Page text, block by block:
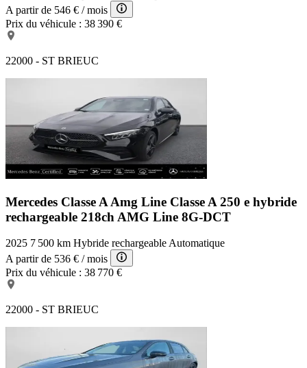
A partir de 546 € / mois
Prix du véhicule : 38 390 €
22000 - ST BRIEUC
Mercedes Classe A Amg Line Classe A 250 e hybride
rechargeable 218ch AMG Line 8G-DCT
2025 7 500 km Hybride rechargeable Automatique
A partir de 536 € / mois
Prix du véhicule : 38 770 €
22000 - ST BRIEUC